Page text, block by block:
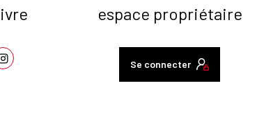
espace propriétaire
Se connecter